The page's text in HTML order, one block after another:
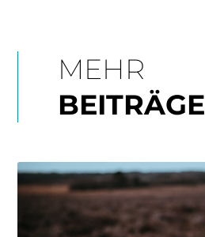
MEHR
BEITRÄGE